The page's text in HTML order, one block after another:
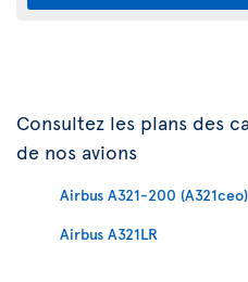
Consultez les plans des
de nos avions
Airbus A321-200 (A321ceo)
Airbus A321LR